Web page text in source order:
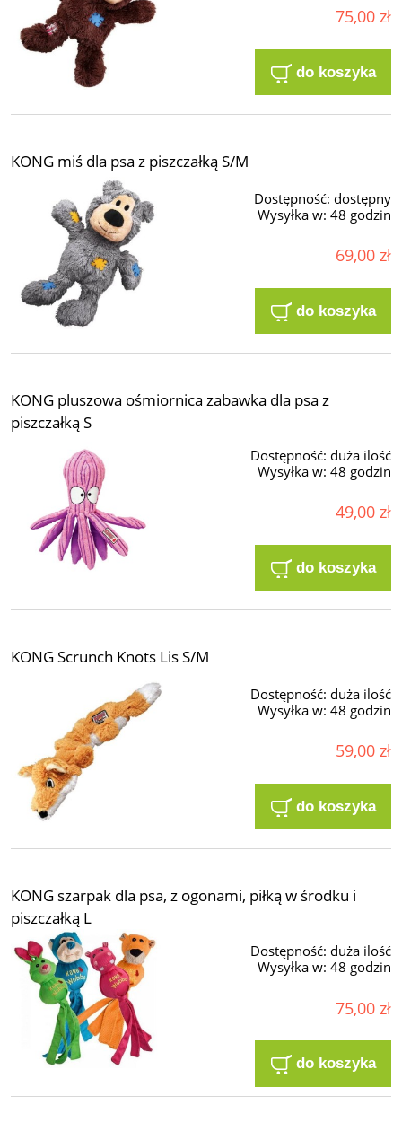
75,00 zł
do koszyka
KONG miś dla psa z piszczałką S/M
Dostępność: dostępny
Wysyłka w: 48 godzin
69,00 zł
do koszyka
KONG pluszowa ośmiornica zabawka dla psa z
piszczałką S
Dostępność: duża ilość
Wysyłka w: 48 godzin
49,00 zł
do koszyka
KONG Scrunch Knots Lis S/M
Dostępność: duża ilość
Wysyłka w: 48 godzin
59,00 zł
do koszyka
KONG szarpak dla psa, z ogonami, piłką w środku i
piszczałką L
Dostępność: duża ilość
Wysyłka w: 48 godzin
75,00 zł
do koszyka